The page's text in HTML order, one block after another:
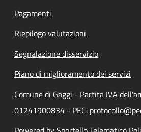
Pagamenti
Riepilogo valutazioni
Segnalazione disservizio
Piano di miglioramento dei servizi
Comune di Gaggi - Partita IVA
01241900834 - PEC: